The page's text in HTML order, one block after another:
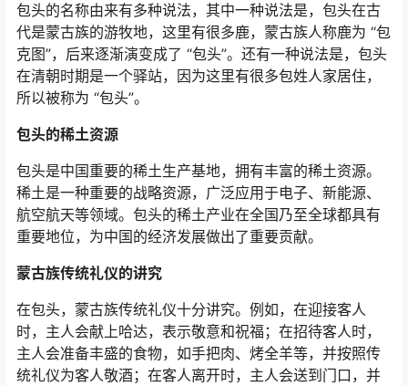
包头的名称由来有多种说法，其中一种说法是，包头在古
代是蒙古族的游牧地，这里有很多鹿，蒙古族人称鹿为 “包
克图”，后来逐渐演变成了 “包头”。还有一种说法是，包头
在清朝时期是一个驿站，因为这里有很多包姓人家居住，
所以被称为 “包头”。
包头的稀土资源
包头是中国重要的稀土生产基地，拥有丰富的稀土资源。
稀土是一种重要的战略资源，广泛应用于电子、新能源、
航空航天等领域。包头的稀土产业在全国乃至全球都具有
重要地位，为中国的经济发展做出了重要贡献。
蒙古族传统礼仪的讲究
在包头，蒙古族传统礼仪十分讲究。例如，在迎接客人
时，主人会献上哈达，表示敬意和祝福；在招待客人时，
主人会准备丰盛的食物，如手把肉、烤全羊等，并按照传
统礼仪为客人敬酒；在客人离开时，主人会送到门口，并